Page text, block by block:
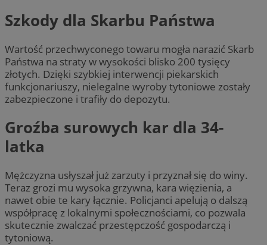
Szkody dla Skarbu Państwa
Wartość przechwyconego towaru mogła narazić Skarb
Państwa na straty w wysokości blisko 200 tysięcy
złotych. Dzięki szybkiej interwencji piekarskich
funkcjonariuszy, nielegalne wyroby tytoniowe zostały
zabezpieczone i trafiły do depozytu.
Groźba surowych kar dla 34-
latka
Mężczyzna usłyszał już zarzuty i przyznał się do winy.
Teraz grozi mu wysoka grzywna, kara więzienia, a
nawet obie te kary łącznie. Policjanci apelują o dalszą
współpracę z lokalnymi społecznościami, co pozwala
skutecznie zwalczać przestępczość gospodarczą i
tytoniową.